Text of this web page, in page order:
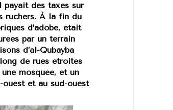
payait des taxes sur
ruchers. À la fin du
d’adobe, était
par un terrain
d’al-Qubayba
de rues étroites
mosquée, et un
et au sud-ouest